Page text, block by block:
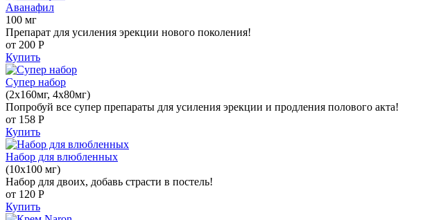
Аванафил
100 мг
Препарат для усиления эрекции нового поколения!
от 200 Р
Купить
Супер набор
(2х160мг, 4х80мг)
Попробуй все супер препараты для усиления эрекции и продления полового акта!
от 158 Р
Купить
Набор для влюбленных
(10х100 мг)
Набор для двоих, добавь страсти в постель!
от 120 Р
Купить